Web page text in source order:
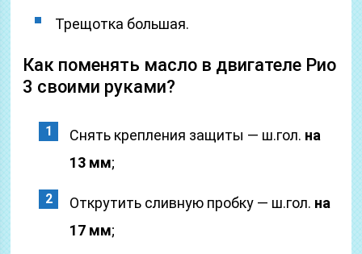
Трещотка большая.
Как поменять масло в двигателе Рио
3 своими руками?
Снять крепления защиты — ш.гол. на
13 мм;
Открутить сливную пробку — ш.гол. на
17 мм;